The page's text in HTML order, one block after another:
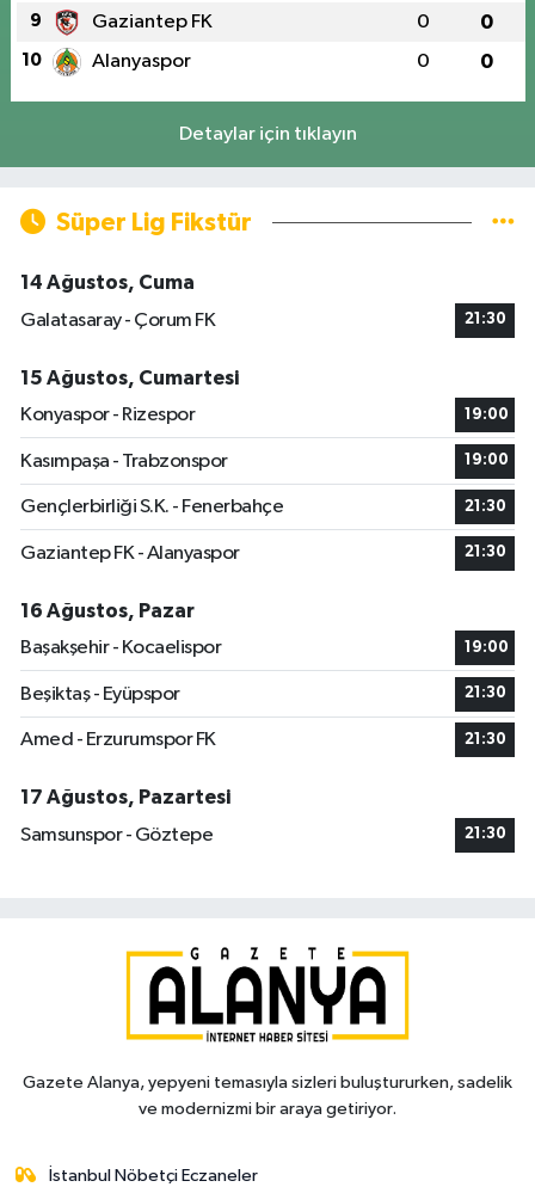
9 Gaziantep FK 0 0
10 Alanyaspor 0 0
Detaylar için tıklayın
Süper Lig Fikstür
14 Ağustos, Cuma
Galatasaray - Çorum FK
21:30
15 Ağustos, Cumartesi
Konyaspor - Rizespor
19:00
Kasımpaşa - Trabzonspor 19:00
Gençlerbirliği S.K. - Fenerbahçe 21:30
Gaziantep FK - Alanyaspor 21:30
16 Ağustos, Pazar
Başakşehir - Kocaelispor
19:00
Beşiktaş - Eyüpspor 21:30
Amed - Erzurumspor FK 21:30
17 Ağustos, Pazartesi
Samsunspor - Göztepe
21:30
Gazete Alanya, yepyeni temasıyla sizleri buluştururken, sadelik
ve modernizmi bir araya getiriyor.
İstanbul Nöbetçi Eczaneler